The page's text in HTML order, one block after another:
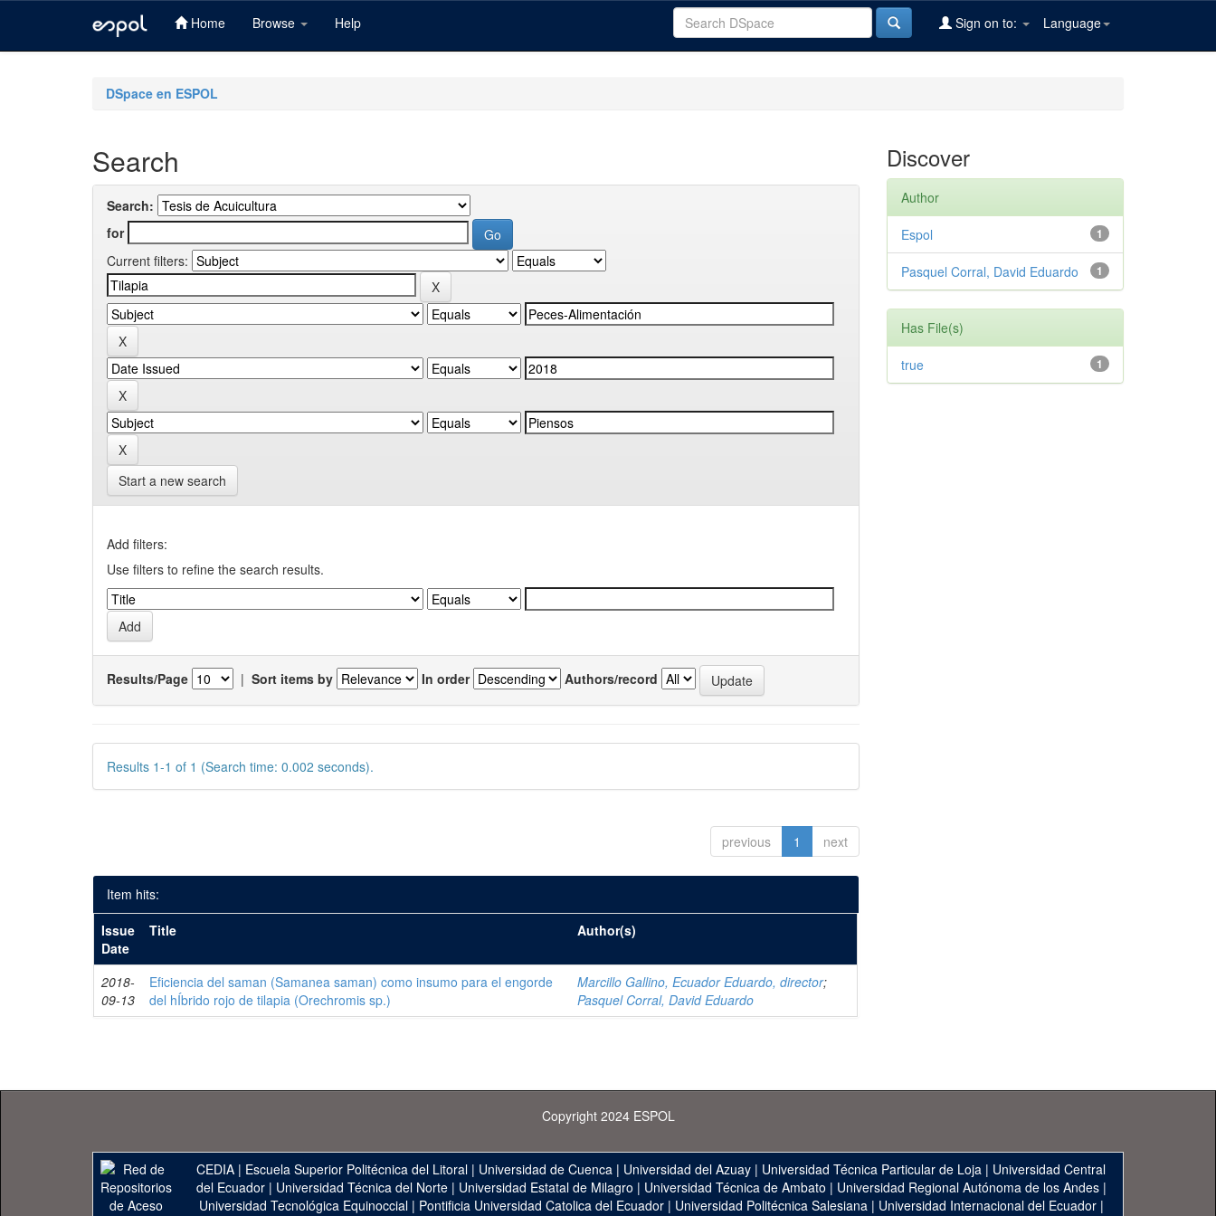
Home Browse Help Language
Sign on to:
DSpace en ESPOL
Search
Search:
for
Current filters:
Start a new search
Add filters:
Use filters to refine the search results.
Results/Page | Sort items by In order Authors/record
Results 1-1 of 1 (Search time: 0.002 seconds).
previous 1 next
Item hits:
Issue
Date
Title Author(s)
2018-
09-13
Eficiencia del saman (Samanea saman) como insumo para el engorde
del hÍbrido rojo de tilapia (Orechromis sp.)
Marcillo Gallino, Ecuador Eduardo, director;
Pasquel Corral, David Eduardo
Discover
Author
1
Espol
1
Pasquel Corral, David Eduardo
Has File(s)
1
true
Copyright 2024 ESPOL
CEDIA | Escuela Superior Politécnica del Litoral | Universidad de Cuenca | Universidad del Azuay | Universidad Técnica Particular de Loja | Universidad Central
del Ecuador| Universidad Técnica del Norte| Universidad Estatal de Milagro | Universidad Técnica de Ambato | Universidad Regional Autónoma de los Andes|
Universidad Tecnológica Equinoccial| Pontificia Universidad Catolica del Ecuador| Universidad Politécnica Salesiana| Universidad Internacional del Ecuador|